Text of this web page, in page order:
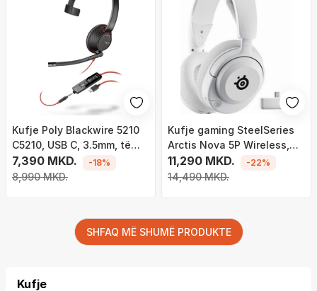
Kufje Poly Blackwire 5210
C5210, USB C, 3.5mm, të
zeza
7,390 MKD.
8,990 MKD.
-18%
Kufje gaming SteelSeries
Arctis Nova 5P Wireless,
për PS5, pa kabllo, të
bardha
11,290 MKD.
14,490 MKD.
-22%
SHFAQ MË SHUMË PRODUKTE
Kufje